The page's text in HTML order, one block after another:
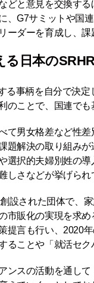
どと意見を交換す
、G7サミットや国
ーダーを育成し、課
る日本のSRHR
る事柄を自分で決
のことで、国連で
て男女格差など性
題解決の取り組み
選択的夫婦別姓の
しさなどが挙げられ
設された団体で、
市販化の実現を求
提言も行い、2020
ることや「就活セ
ンスの活動を通し